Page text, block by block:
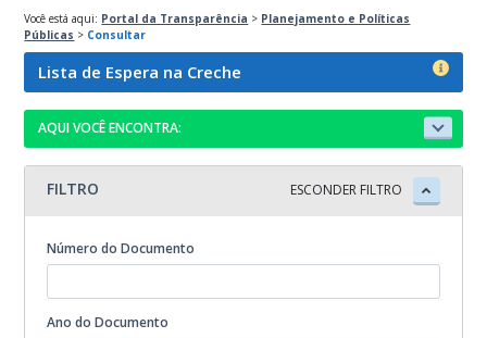
Você está aqui: Portal da Transparência > Planejamento e Políticas
Públicas > Consultar
Lista de Espera na Creche
AQUI VOCÊ ENCONTRA:
FILTRO ESCONDER FILTRO
Número do Documento
Ano do Documento